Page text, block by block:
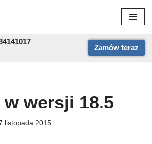
Zamów teraz
wersji 18.5
listopada 2015